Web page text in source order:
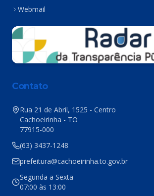
Webmail
Contato
Rua 21 de Abril, 1525 - Centro
Cachoeirinha - TO
77915-000
(63) 3437-1248
prefeitura@cachoeirinha.to.gov.br
Segunda a Sexta
07:00 às 13:00